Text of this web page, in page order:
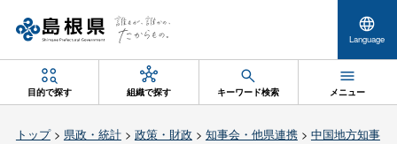
Language
目的で探す 組織で探す キーワード検索 メニュー
トップ> 県政・統計> 政策・財政 > 知事会・他県連携> 中国地方知事